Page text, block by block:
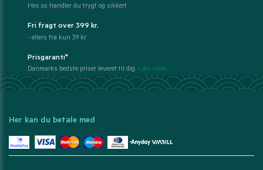
Hos os handler du trygt og sikkert
Fri fragt over 399 kr.
- ellers fra kun 39 kr.
Prisgaranti*
Danmarks bedste priser leveret til dig. Læs mere
Her kan du betale med